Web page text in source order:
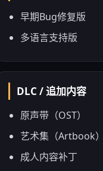
早期Bug修复版
多语言支持版
DLC / 追加内容
原声带（OST）
艺术集（Artbook）
成人内容补丁